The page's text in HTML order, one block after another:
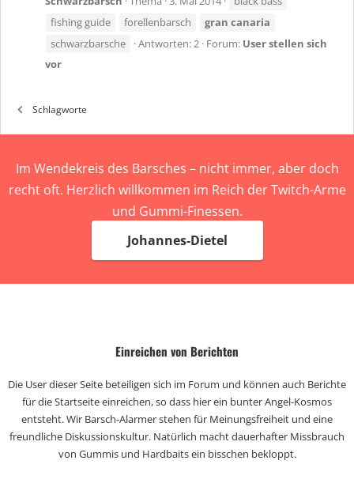
fishing guide
forellenbarsch gran canaria
schwarzbarsche
Antworten: 2 Forum: User stellen sich
vor
Schlagworte
Im Wendekreis des Barsches – nicht immer, aber doch
recht oft. Herzlich willkommen im Reich der Twitch-Arme
und Gummi-Finessen.
Johannes-Dietel
Einreichen von Berichten
Die User dieser Seite beteiligen sich im Forum und können auch Berichte
für die Startseite einreichen, so dass hier ein bunter Angel-Kosmos
entsteht. Wir Barsch-Alarmer stehen für Meinungsfreiheit und eine
freundliche Diskussionskultur. Natürlich macht dauerhafter Missbrauch
von Gummis und Hardbaits ein bisschen bekloppt.